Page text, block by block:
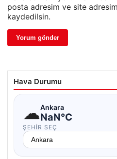
posta adresim ve site
kaydedilsin.
Hava Durumu
☁Ankara
NaN°C
ŞEHIR SEÇ